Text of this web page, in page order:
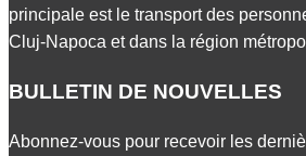
principale est le transport des
Cluj-Napoca et dans la région
BULLETIN DE NOUVELLES
Abonnez-vous pour recevoir les